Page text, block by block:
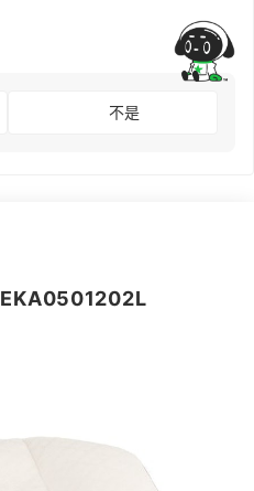
不是
EKA0501202L